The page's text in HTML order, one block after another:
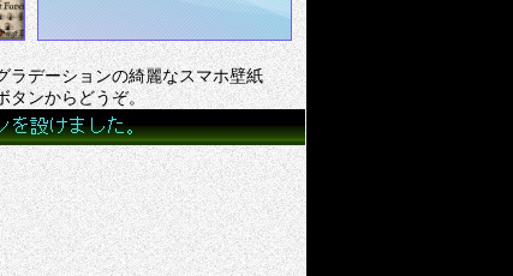
ラデーションの綺麗なスマホ壁紙
タンからどうぞ。